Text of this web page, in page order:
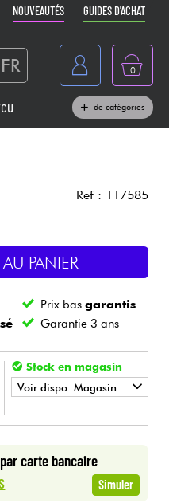
NOUVEAUTÉS GUIDES D'ACHAT
FR 0
de catégories
Ref : 117585
PANIER
Prix bas garantis
Garantie 3 ans
Stock en magasin
Voir dispo. Magasin
•
par carte bancaire
Simuler